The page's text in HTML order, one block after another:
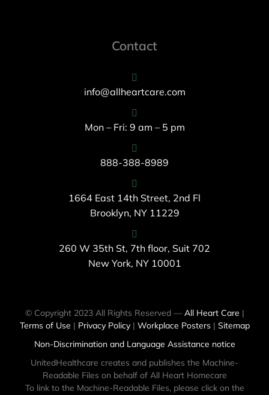
Contact
info@allheartcare.com
Mon – Fri: 9 am – 5 pm
888-388-8989
1664 East 14th Street, 2nd Fl
Brooklyn, NY 11229
260 W 35th St, 7th floor, Suit 702
New York, NY 10001
© Copyright 2023 All Rights Reserved — All Heart Care |
Terms of Use | Privacy Policy| Workplace Posters| Sitemap
Non-Discrimination and Language Assistance notice
UnitedHealthcare creates and publishes the Machine-
Readable Files on behalf of All Heart Homecare
To link to the Machine-Readable Files, please click on the